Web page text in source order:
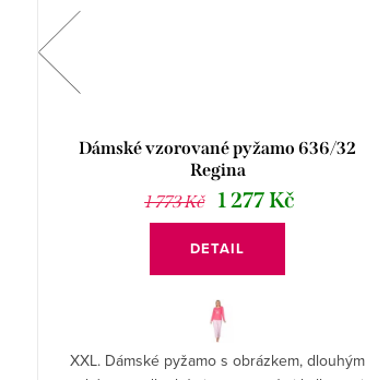
Dámské vzorované pyžamo 636/32
Regina
1 773 Kč
1 277 Kč
DETAIL
XXL. Dámské pyžamo s obrázkem, dlouhým